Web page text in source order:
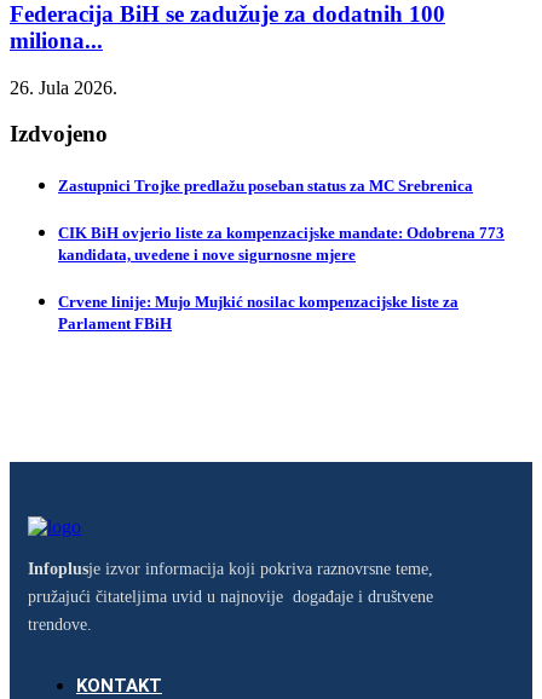
Federacija BiH se zadužuje za dodatnih 100
miliona...
26. Jula 2026.
Izdvojeno
Zastupnici Trojke predlažu poseban status za MC Srebrenica
CIK BiH ovjerio liste za kompenzacijske mandate: Odobrena 773
kandidata, uvedene i nove sigurnosne mjere
Crvene linije: Mujo Mujkić nosilac kompenzacijske liste za
Parlament FBiH
Infoplusje izvor informacija koji pokriva raznovrsne teme,
pružajući čitateljima uvid u najnovije događaje i društvene
trendove.
KONTAKT